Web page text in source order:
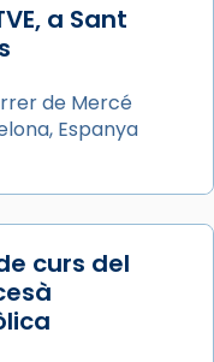
cardenal Joan
i l’ha
Barcelona,
a Sant
de Mercé
Espanya
curs del